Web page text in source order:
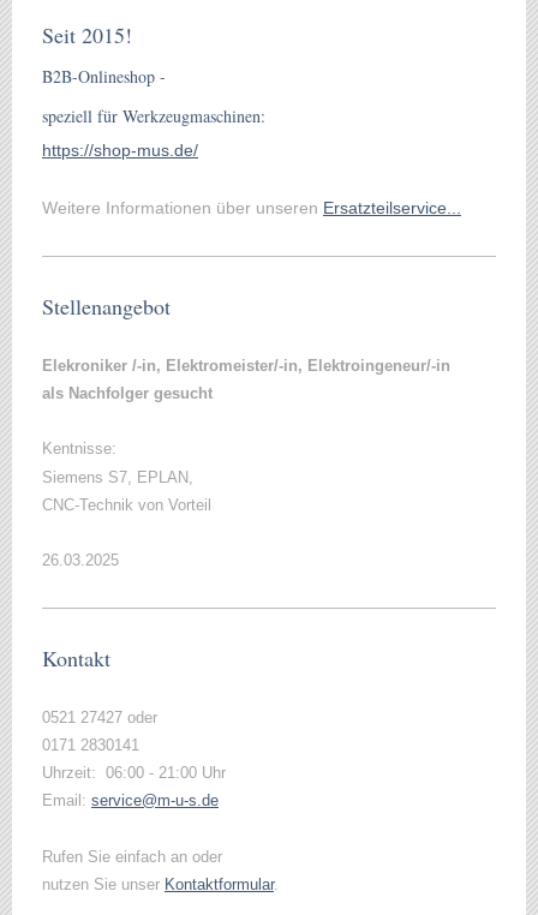
Seit 2015!
B2B-Onlineshop -
speziell für Werkzeugmaschinen:
https://shop-mus.de/
Weitere Informationen über unseren Ersatzteilservice...
Stellenangebot
Elekroniker /-in, Elektromeister/-in, Elektroingeneur/-in
als Nachfolger gesucht
Kentnisse:
Siemens S7, EPLAN,
CNC-Technik von Vorteil
26.03.2025
Kontakt
0521 27427 oder
0171 2830141
Uhrzeit:
06:00 - 21:00 Uhr
Email: service@m-u-s.de
Rufen Sie einfach an oder
nutzen Sie unser Kontaktformular.